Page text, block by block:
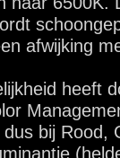
afwijking
heeft
bij Rood,